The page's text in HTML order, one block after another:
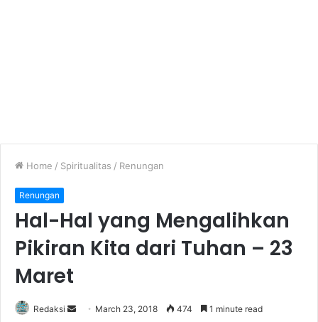
Home / Spiritualitas / Renungan
Renungan
Hal-Hal yang Mengalihkan
Pikiran Kita dari Tuhan – 23
Maret
Redaksi March 23, 2018 474 1 minute read